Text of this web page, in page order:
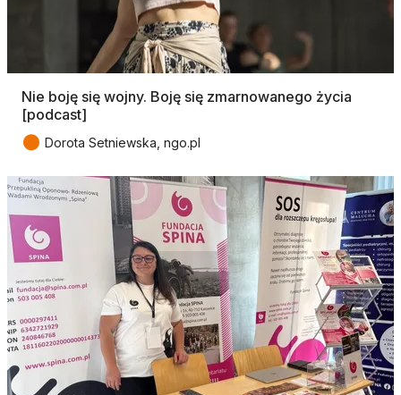
Nie boję się wojny. Boję się zmarnowanego życia
[podcast]
● Dorota Setniewska, ngo.pl